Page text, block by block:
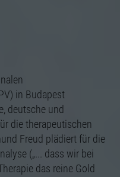
in Budapest
deutsche und
die therapeutischen
Freud plädiert für die
(„... dass wir bei
das reine Gold